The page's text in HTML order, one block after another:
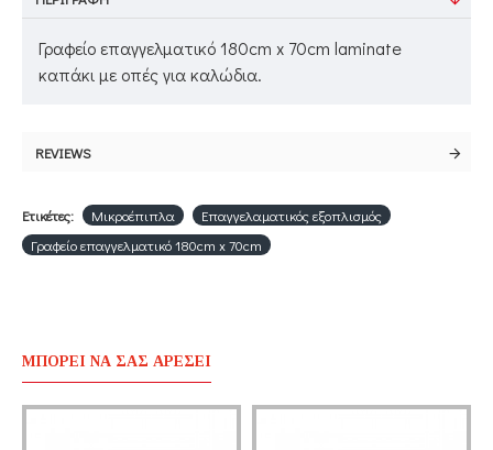
Γραφείο επαγγελματικό 180cm x 70cm laminate
καπάκι με οπές για καλώδια.
REVIEWS
Ετικέτες: Μικροέπιπλα
Επαγγελαματικός εξοπλισμός
Γραφείο επαγγελματικό 180cm x 70cm
ΜΠΟΡΕΊ ΝΑ ΣΑΣ ΑΡΈΣΕΙ